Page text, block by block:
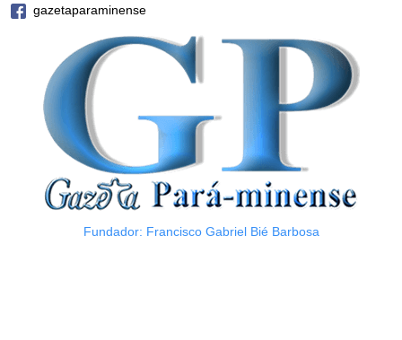
gazetaparaminense
Fundador: Francisco Gabriel Bié Barbosa